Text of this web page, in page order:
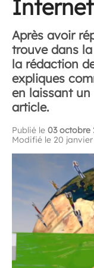
Après avoir
trouve dans
la rédaction
expliques
en laissant
article.
Publié le 03 octobre
Modifié le 20 janvier